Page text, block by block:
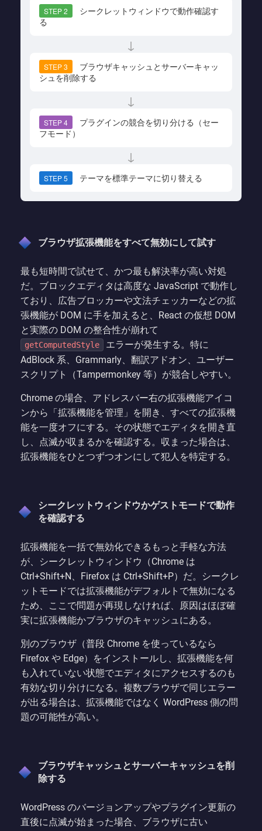
STEP 2
シークレットウィンドウで動作確認す
る
↓
STEP 3
ブラウザキャッシュとサーバーキャッ
シュを削除する
↓
STEP 4
プラグインの競合を切り分ける（セー
フモード）
↓
STEP 5 テーマを標準テーマに切り替える
ブラウザ拡張機能をすべて無効にして試す
最も短時間で試せて、かつ最も解決率が高い対処
だ。ブロックエディタは高度な JavaScript で動作し
ており、広告ブロッカーや文法チェッカーなどの拡
張機能が DOM に手を加えると、React の仮想 DOM
と実際の DOM の整合性が崩れて
getComputedStyle
エラーが発生する。特に
AdBlock 系、Grammarly、翻訳アドオン、ユーザー
スクリプト（Tampermonkey 等）が競合しやすい。
Chrome の場合、アドレスバー右の拡張機能アイコ
ンから「拡張機能を管理」を開き、すべての拡張機
能を一度オフにする。その状態でエディタを開き直
し、点滅が収まるかを確認する。収まった場合は、
拡張機能をひとつずつオンにして犯人を特定する。
シークレットウィンドウかゲストモードで動作
を確認する
拡張機能を一括で無効化できるもっと手軽な方法
が、シークレットウィンドウ（Chrome は
Ctrl+Shift+N、Firefox は Ctrl+Shift+P）だ。シークレ
ットモードでは拡張機能がデフォルトで無効になる
ため、ここで問題が再現しなければ、原因はほぼ確
実に拡張機能かブラウザのキャッシュにある。
別のブラウザ（普段 Chrome を使っているなら
Firefox や Edge）をインストールし、拡張機能を何
も入れていない状態でエディタにアクセスするのも
有効な切り分けになる。複数ブラウザで同じエラー
が出る場合は、拡張機能ではなく WordPress 側の問
題の可能性が高い。
ブラウザキャッシュとサーバーキャッシュを削
除する
WordPress のバージョンアップやプラグイン更新の
直後に点滅が始まった場合、ブラウザに古い